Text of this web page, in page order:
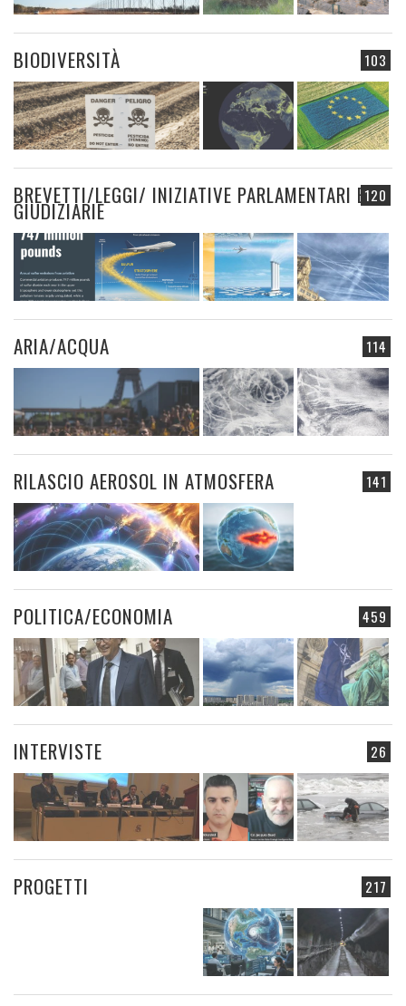
103
BIODIVERSITÀ
120
BREVETTI/LEGGI/ INIZIATIVE PARLAMENTARI E
GIUDIZIARIE
114
ARIA/ACQUA
141
RILASCIO AEROSOL IN ATMOSFERA
459
POLITICA/ECONOMIA
26
INTERVISTE
217
PROGETTI